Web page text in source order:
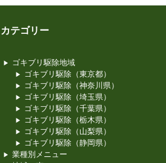
カテゴリー
ゴキブリ駆除地域
ゴキブリ駆除（東京都）
ゴキブリ駆除（神奈川県）
ゴキブリ駆除（埼玉県）
ゴキブリ駆除（千葉県）
ゴキブリ駆除（栃木県）
ゴキブリ駆除（山梨県）
ゴキブリ駆除（静岡県）
業種別メニュー